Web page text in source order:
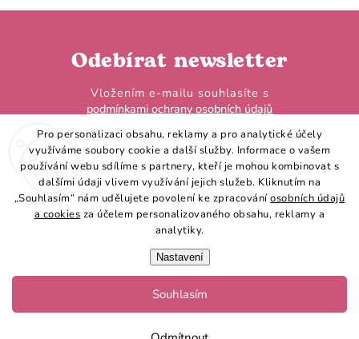
Pro personalizaci obsahu, reklamy a pro analytické účely
využíváme soubory cookie a další služby. Informace o vašem
používání webu sdílíme s partnery, kteří je mohou kombinovat s
dalšími údaji vlivem využívání jejich služeb. Kliknutím na
„Souhlasím“ nám udělujete povolení ke zpracováníosobních údajů
a cookies za účelem personalizovaného obsahu, reklamy a
analytiky.
Nastavení
Souhlasím
Odebírat newsletter
Vložením e-mailu souhlasíte s
podmínkami ochrany osobních údajů
Přihlásit se
Vytvořil Shoptet
Hobby Horse LarDen